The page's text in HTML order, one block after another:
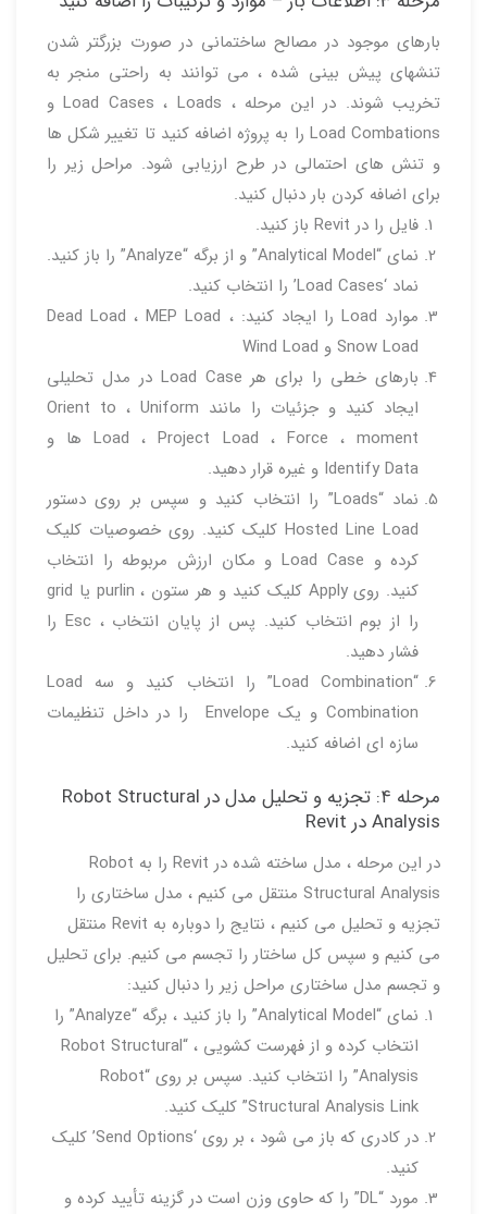
بارهای موجود در مصالح ساختمانی در صورت بزرگتر شدن
تنشهای پیش بینی شده ، می توانند به راحتی منجر به
تخریب شوند. در این مرحله ، Load Cases ، Loads و
Load Combations را به پروژه اضافه کنید تا تغییر شکل ها
و تنش های احتمالی در طرح ارزیابی شود. مراحل زیر را
برای اضافه کردن بار دنبال کنید.
فایل را در Revit باز کنید.
نمای “Analytical Model” و از برگه “Analyze” را باز کنید.
نماد ‘Load Cases’ را انتخاب کنید.
موارد Load را ایجاد کنید: Dead Load ، MEP Load ،
Snow Load و Wind Load
بارهای خطی را برای هر Load Case در مدل تحلیلی
ایجاد کنید و جزئیات را مانند Orient to ، Uniform
Load ، Project Load ، Force ، moment ها و
Identify Data و غیره قرار دهید.
نماد “Loads” را انتخاب کنید و سپس بر روی دستور
Hosted Line Load کلیک کنید. روی خصوصیات کلیک
کرده و Load Case و مکان ارزش مربوطه را انتخاب
کنید. روی Apply کلیک کنید و هر ستون ، purlin یا grid
را از بوم انتخاب کنید. پس از پایان انتخاب ، Esc را
فشار دهید.
“Load Combination” را انتخاب کنید و سه Load
Combination و یک Envelope را در داخل تنظیمات
سازه ای اضافه کنید.
مرحله ۴: تجزیه و تحلیل مدل در Robot Structural
Analysis در Revit
در این مرحله ، مدل ساخته شده در Revit را به Robot
Structural Analysis منتقل می کنیم ، مدل ساختاری را
تجزیه و تحلیل می کنیم ، نتایج را دوباره به Revit منتقل
می کنیم و سپس کل ساختار را تجسم می کنیم. برای تحلیل
و تجسم مدل ساختاری مراحل زیر را دنبال کنید:
نمای “Analytical Model” را باز کنید ، برگه “Analyze” را
انتخاب کرده و از فهرست کشویی ، “Robot Structural
Analysis” را انتخاب کنید. سپس بر روی “Robot
Structural Analysis Link” کلیک کنید.
در کادری که باز می شود ، بر روی ‘Send Options’ کلیک
کنید.
مورد “DL” را که حاوی وزن است در گزینه تأیید کرده و